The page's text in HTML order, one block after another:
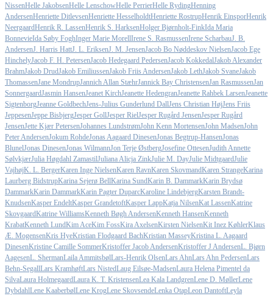
NissenHelle JakobsenHelle LenschowHelle PerrierHelle RydingHenning
AndersenHenriette DitlevsenHenriette HesselholdtHenriette RostrupHenrik EinsporHenrik
NeergaardHenrik R. LassenHenrik S. HarksenHolger Bjørnholt-FinkIda Maria
BonnevieIda Søby FoghInger Marie MorellIrene S. RasmussenIrene ScharbauJ. B.
AndersenJ. Harris HattJ. L. EriksenJ. M. JensenJacob Bo Nøddeskov NielsenJacob Ege
HinchelyJacob F. H. PetersenJacob Hedegaard PedersenJacob KokkedalJakob Alexander
BrahmJakob DrudJakob EmiliussenJakob Friis AndersenJakob LethJakob SvaneJakob
ThomassenJane MondrupJannich Allan StæhrJannick Bay ChristensenJan RasmussenJan
SonnergaardJasmin HansenJeanet KirchJeanette HedengranJeanette Rahbek LarsenJeanette
SigtenborgJeanne GoldbechJens-Julius Gunderlund DallJens Christian HøjJens Friis
JeppesenJeppe BisbjergJesper GollJesper RielJesper Rugård JensenJesper Rugård
JensenJette Kjær PetersenJohannes LundstrømJohn Kenn MortensenJohn MadsenJohn
Peter AndersenJokum RohdeJonas Aagaard DinesenJonas Begtrup-HansenJonas
BlunelJonas DinesenJonas WilmannJon Terje ØstbergJosefine OttesenJudith Annette
SølvkjærJulia Høgdahl ZamastilJuliana Alicja ZinkJulie M. DayJulie MidtgaardJulie
VajhøjK. L. BergerKaren Inge NielsenKaren RavnKaren SkovmandKaren StrangeKarina
Laurberg BidstrupKarina Sejerø BellKarina SundKarin B. DammarkKarin Brydsø
DammarkKarin DammarkKarin Pagter DuparcKaroline LindebjergKarsten Brandt-
KnudsenKasper EndeltKasper GrandetoftKasper LappKatja NilsenKat LassenKatrine
SkovgaardKatrine WilliamsKenneth Bøgh AndersenKenneth HansenKenneth
KrabatKenneth LundKim AceKim FossKira AxelsenKirsten NielsenKit Inez KøhlerKlaus
Æ. MogensenKris HyeKristian Flodgaard BachKristian MasseyKristina L. Aagaard
DinesenKristine Camille SommerKristoffer Jacob AndersenKristoffer J AndersenL. Bjørn
AagesenL. ShermanLaila AmmitsbølLars-Henrik OlsenLars AhnLars Ahn PedersenLars
Behn-SegallLars KramhøftLars NistedLaug Eilsøe-MadsenLaura Helena Pimentel da
SilvaLaura HolmegaardLaura K. T. KristensenLea Kala LandgrenLene D. MøllerLene
DybdahlLene KaaberbølLene KrogLene SkovsendeLenka OtapLeon DantoftLeyla